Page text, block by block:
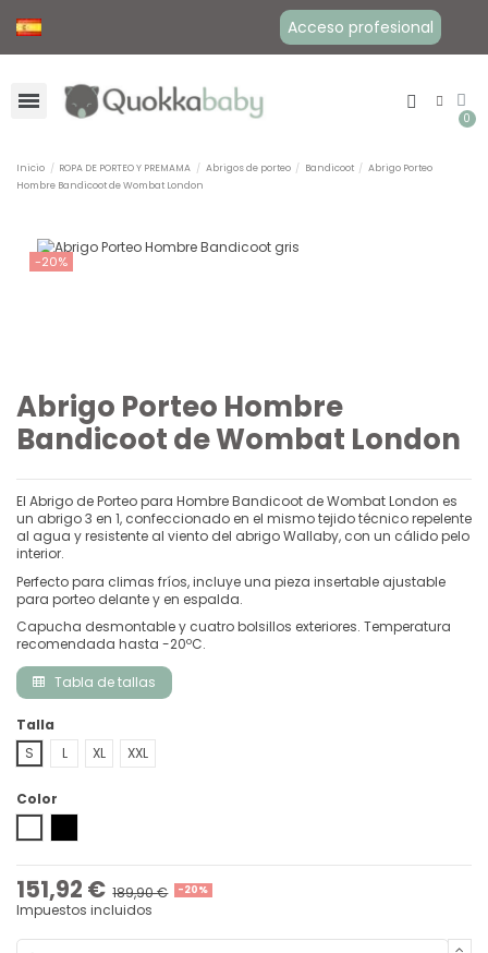
Acceso profesional
Inicio ROPA DE PORTEO Y PREMAMA Abrigos de porteo Bandicoot
Abrigo Porteo
Hombre Bandicoot de Wombat London
-20%
Abrigo Porteo Hombre
Bandicoot de Wombat London
El Abrigo de Porteo para Hombre Bandicoot de Wombat London es
un abrigo 3 en 1, confeccionado en el mismo tejido técnico repelente
al agua y resistente al viento del abrigo Wallaby, con un cálido pelo
interior.
Perfecto para climas fríos, incluye una pieza insertable ajustable
para porteo delante y en espalda.
Capucha desmontable y cuatro bolsillos exteriores. Temperatura
recomendada hasta -20ºC.
Tabla de tallas
Talla
S
L XL XXL
Color
151,92 € 189,90 € -20%
Impuestos incluidos